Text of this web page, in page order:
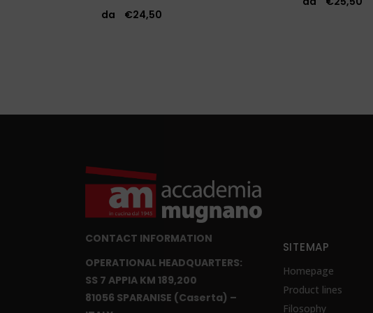
da €24,50
CONTACT INFORMATION
OPERATIONAL HEADQUARTERS:
SS 7 APPIA KM 189,200
81056 SPARANISE (Caserta) –
SITEMAP
Homepage
Product lines
Filosophy